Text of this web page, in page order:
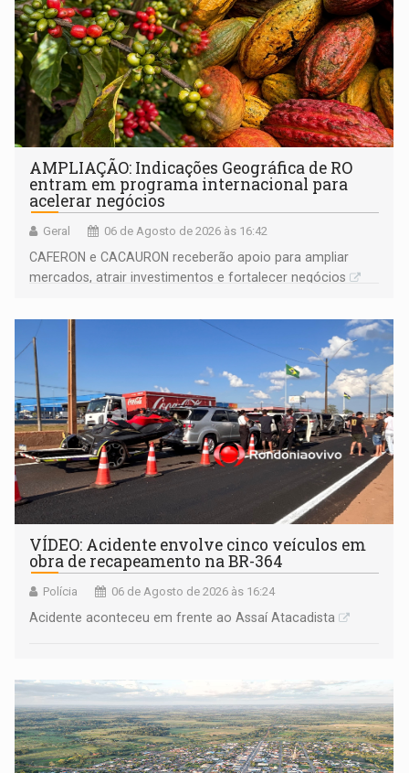
AMPLIAÇÃO: Indicações Geográfica de RO
entram em programa internacional para
acelerar negócios
Geral 06 de Agosto de 2026 às 16:42
CAFERON e CACAURON receberão apoio para ampliar
mercados, atrair investimentos e fortalecer negócios
VÍDEO: Acidente envolve cinco veículos em
obra de recapeamento na BR-364
Polícia 06 de Agosto de 2026 às 16:24
Acidente aconteceu em frente ao Assaí Atacadista